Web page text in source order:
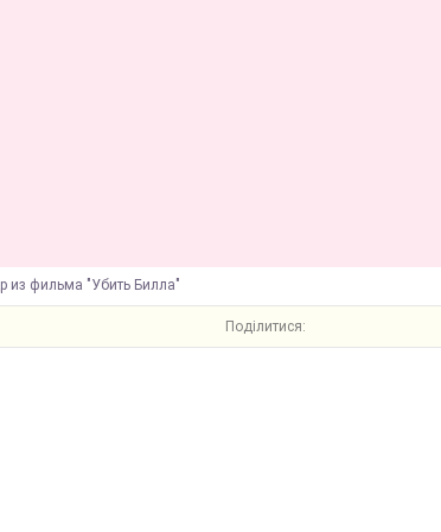
из фильма "Убить Билла"
Поділитися: